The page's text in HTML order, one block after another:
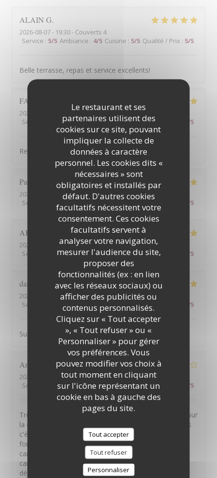
Le restaurant et ses
partenaires utilisent des
cookies sur ce site, pouvant
impliquer la collecte de
données à caractère
personnel. Les cookies dits «
nécessaires » sont
obligatoires et installés par
défaut. D'autres cookies
facultatifs nécessitent votre
consentement. Ces cookies
facultatifs servent à
analyser votre navigation,
mesurer l'audience du site,
proposer des
fonctionnalités (ex : en lien
avec les réseaux sociaux) ou
afficher des publicités ou
contenus personnalisés.
Cliquez sur « Tout accepter
», « Tout refuser » ou «
Personnaliser » pour gérer
vos préférences. Vous
pouvez modifier vos choix à
tout moment en cliquant
sur l'icône représentant un
cookie en bas à gauche des
pages du site.
Tout accepter
Tout refuser
Personnaliser
ALAIN G
2026-08-07- 19:30 - Couverts 4
Service : 5/5 Ambiance : 4/5 Cuisine : 5/5 Qualité / Prix : 5/5
Belle terrasse, repas et service excellents!
FABIENNE
2026-08-09
- 12:30 - Couverts 5
Service
Ambiance:5/5 Cuisine:5/5 Qualité / Prix /5
Repas et service parfait, comme d'habitude !
Pascal
2026-08-07
- 12:00 - Couverts 6
Service
Ambiance : Cuisine /5
AKIYORI
2026-08-09
- 12:00 - Couverts 4
Service
Ambiance: 5/5 Cuisine: 5/5 Qualité / Prix /5
dan
2026-08-06
- 19:30 - Couverts 3
Service
Ambiance: 5/5 Cuisine: 5/5 Qualité / Prix /5
Super panorama . Service soigné on y mange bien :)
Anthony
2026-08-05
- 19:30 - Couverts 2
Service
Ambiance:5 /5 Cuisine:3/5 Qualité / Prix /5
Très belle vue. Personnel agréable. Service efficace. Pour
la cuisine cependant pas vraiment de fausse note mais
c'était pas extraordinaire pour le tarif annoncé. Entree:
foie gras, pain brioché bon. Mais pas généreux. Plat:
canard trop cuit, sauce au poivrons, trop puissante. Le
canard se fait discret. Dessert: mousse de cassis, bon,
délicat. Qualité/prix à revoir...